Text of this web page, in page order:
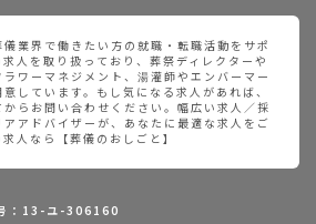
業界で働きたい方の就職・転職活動をサポ
人を取り扱っており、葬祭ディレクターや
ワーマネジメント、湯灌師やエンバーマー
しています。もし気になる求人があれば、
らお問い合わせください。幅広い求人／採
アドバイザーが、あなたに最適な求人をご
人なら【葬儀のおしごと】
：13-ユ-306160